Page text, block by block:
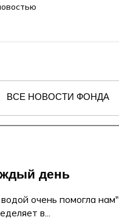
день
очень помогла нам"
в...
ВСЕ НОВОСТИ ФОНДА